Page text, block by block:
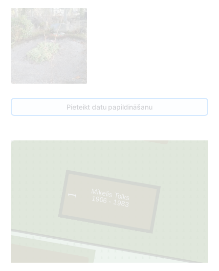
Pieteikt datu papildināšanu
47
1
2
Miķelis Tolks
1906 - 1983